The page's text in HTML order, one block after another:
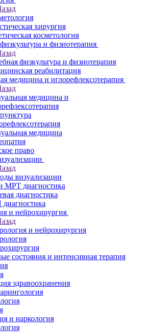
хирургия
косметология
и физиотерапия
физкультура и физиотерапия
реабилитация
медицина и иглорефлексотерапия
медицина и
медицина
право
визуализации
МРТ диагностика
диагностика
и нейрохирургия
и нейрохирургия
состояния и интенсивная терапия
здравоохранения
и наркология